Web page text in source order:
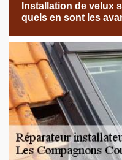
Installation de velux
quels en sont les